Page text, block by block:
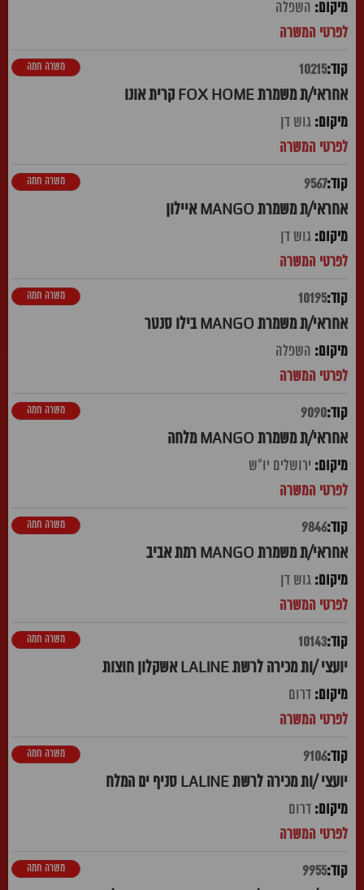
השפלה
10215
אחראי/ת משמרת FOX HOME קרית אונו
משרה חמה
גוש דן
9567
אחראי/ת משמרת MANGO איילון
משרה חמה
גוש דן
10195
אחראי/ת משמרת MANGO בילו סנטר
משרה חמה
השפלה
9090
אחראי/ת משמרת MANGO מלחה
משרה חמה
ירושלים יו"ש
9846
אחראי/ת משמרת MANGO רמת אביב
משרה חמה
גוש דן
10143
יועצי /ות מכירה לרשת LALINE אשקלון חוצות
משרה חמה
דרום
9106
יועצי /ות מכירה לרשת LALINE סניף ים המלח
משרה חמה
דרום
9955 משרה חמה